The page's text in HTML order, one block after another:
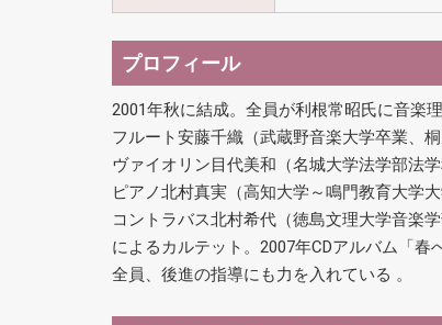
プロフィール
2001年秋に結成。全員が利根常昭氏に音楽
フルート安藤千織（武蔵野音楽大学卒業、
ヴァイオリン目代美和（名城大学法学部法
ピアノ北村真実（高知大学～鳴門教育大学
コントラバス北村希代（徳島文理大学音楽
によるカルテット。2007年CDアルバム「春
全員、後進の指導にも力を入れている 。